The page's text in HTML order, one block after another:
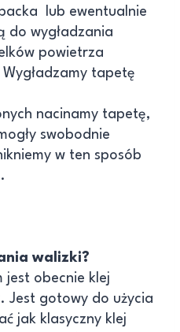
lub ewentualnie
do wygładzania
powietrza
tapetę
nacinamy tapetę,
swobodnie
w ten sposób
walizki?
jest obecnie klej
Jest gotowy do użycia
jak klasyczny klej